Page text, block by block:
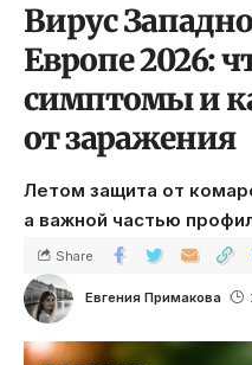
Вирус
Европе 2026:
симптомы и
от заражения
Летом защита от
а важной частью
Евгения Примакова
Share